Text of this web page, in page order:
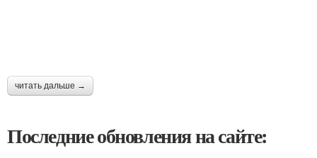
читать дальше →
Последние обновления на сайте: